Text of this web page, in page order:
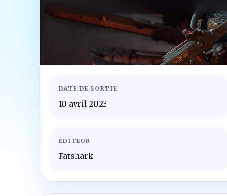
DATE DE SORTIE
10 avril 2023
ÉDITEUR
Fatshark